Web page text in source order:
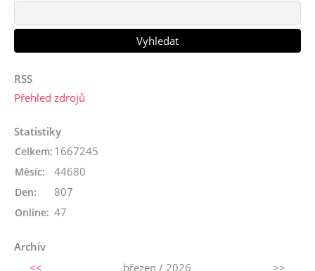
RSS
Přehled zdrojů
Statistiky
Online: 47
Celkem: 1667245
Měsíc: 44680
Den: 807
Archiv
<<
březen / 2026 >>